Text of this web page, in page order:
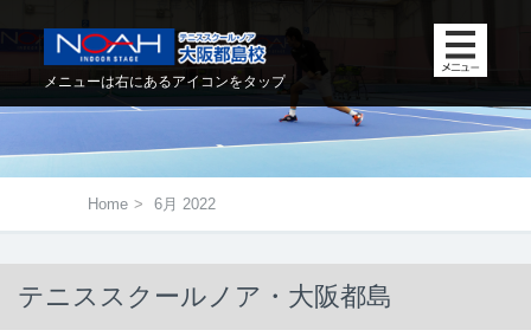
メニューは右にあるアイコンをタップ
Home > 6月 2022
テニススクールノア・大阪都島